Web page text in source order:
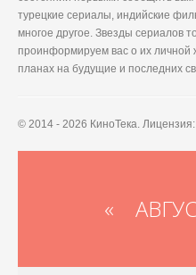
турецкие сериалы, индийские
многое другое. Звезды сериалов
проинформируем вас о их личной
планах на будущие и последних
© 2014 - 2026 КиноТека. Лицензия:
«